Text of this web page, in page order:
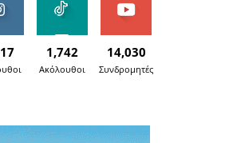
1,742
Ακόλουθοι
14,030
Συνδρομητές